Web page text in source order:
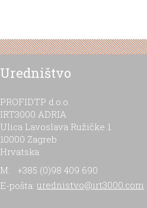
Uredništvo
PROFIDTP d.o.o.
IRT3000 ADRIA
Ulica Lavoslava Ružičke 1
10000 Zagreb
Hrvatska
M: +385 (0)98 409 690
E-pošta:urednistvo@irt3000.com